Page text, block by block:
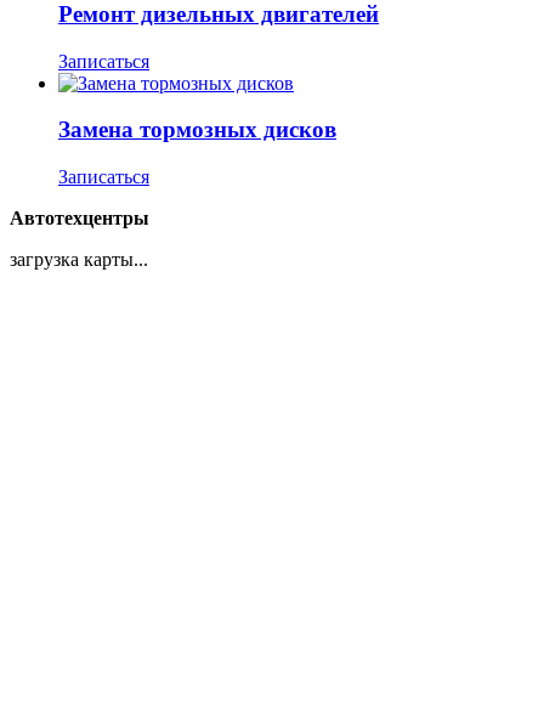
Ремонт дизельных двигателей
Записаться
Замена тормозных дисков
Записаться
Автотехцентры
загрузка карты...